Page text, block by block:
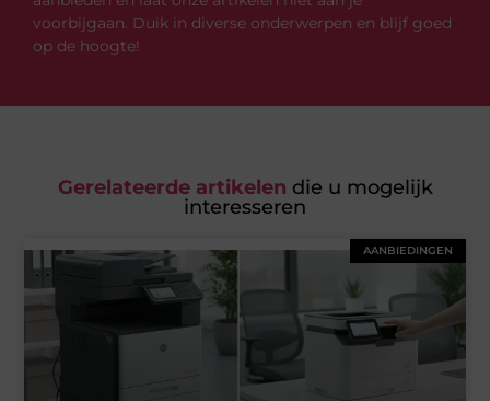
voorbijgaan. Duik in diverse onderwerpen en blijf goed
op de hoogte!
Gerelateerde artikelen die u mogelijk
interesseren
AANBIEDINGEN